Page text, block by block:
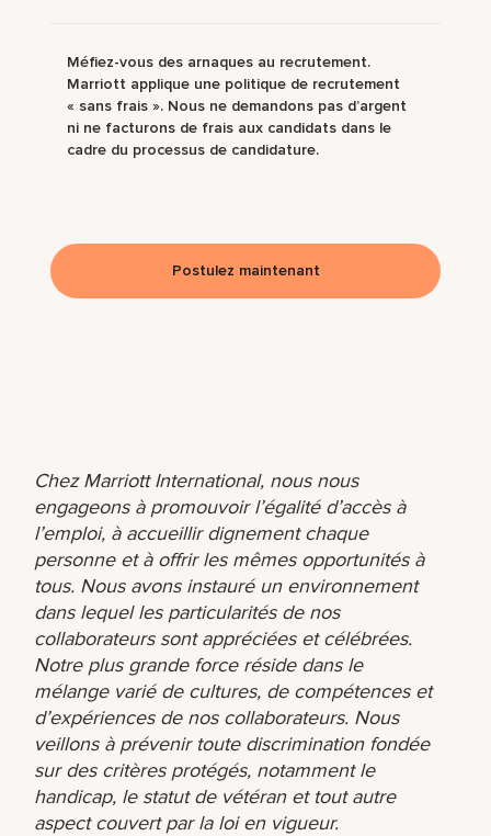
Chez Marriott International, nous nous
engageons à promouvoir l’égalité d’accès à
l’emploi, à accueillir dignement chaque
personne et à offrir les mêmes opportunités à
tous. Nous avons instauré un environnement
dans lequel les particularités de nos
collaborateurs sont appréciées et célébrées.
Notre plus grande force réside dans le
mélange varié de cultures, de compétences et
d’expériences de nos collaborateurs. Nous
veillons à prévenir toute discrimination fondée
sur des critères protégés, notamment le
handicap, le statut de vétéran et tout autre
aspect couvert par la loi en vigueur.
Méfiez-vous des arnaques au recrutement.
Marriott applique une politique de recrutement
« sans frais ». Nous ne demandons pas d’argent
ni ne facturons de frais aux candidats dans le
cadre du processus de candidature.
Postulez maintenant